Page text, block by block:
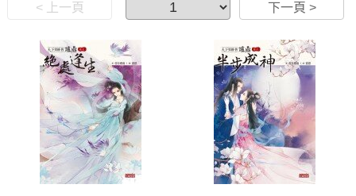
< 上一頁 下一頁 >